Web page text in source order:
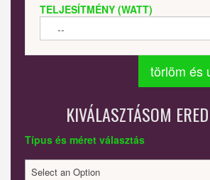
TELJESÍTMÉNY (WATT)
törlöm és
KIVÁLASZTÁSOM
Típus és méret választás
Select an Option